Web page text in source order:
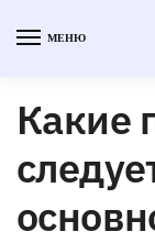
МЕНЮ
Какие